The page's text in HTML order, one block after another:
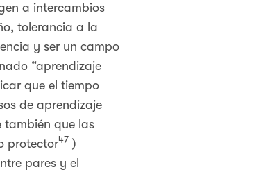
a intercambios
tolerancia a la
y ser un campo
“aprendizaje
que el tiempo
de aprendizaje
también que las
protector47 )
pares y el